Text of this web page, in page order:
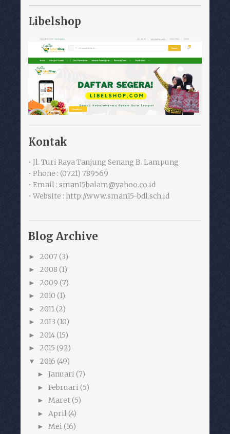
Libelshop
Kontak
• Jl. Turi Raya Tanjung Senang B. Lampung
• Phone : (0721) 789569
• Email : sman15balam@yahoo.co.id
• Website : http://www.sman15-bdl.sch.id
Blog Archive
► 2007 (3)
► 2008 (1)
► 2009 (7)
► 2010 (1)
► 2011(2)
► 2013 (10)
► 2014(15)
► 2015 (92)
▼ 2016 (49)
► Januari (7)
► Februari (5)
► Maret(5)
► April(4)
► Mei (16)